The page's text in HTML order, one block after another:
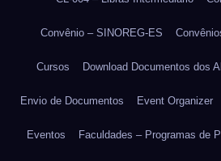
Convênio – SINOREG-ES
Cursos Download Documentos dos
Envio de Documentos Event Organizer
Eventos Faculdades – Programas de